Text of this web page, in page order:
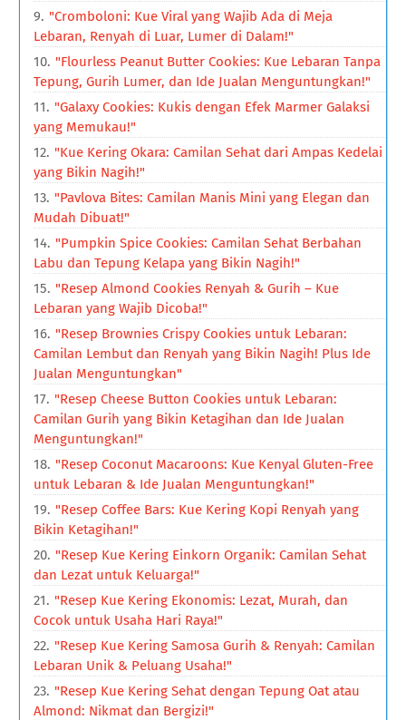
"Cromboloni: Kue Viral yang Wajib Ada di Meja
Lebaran, Renyah di Luar, Lumer di Dalam!"
"Flourless Peanut Butter Cookies: Kue Lebaran Tanpa
Tepung, Gurih Lumer, dan Ide Jualan Menguntungkan!"
"Galaxy Cookies: Kukis dengan Efek Marmer Galaksi
yang Memukau!"
"Kue Kering Okara: Camilan Sehat dari Ampas Kedelai
yang Bikin Nagih!"
"Pavlova Bites: Camilan Manis Mini yang Elegan dan
Mudah Dibuat!"
"Pumpkin Spice Cookies: Camilan Sehat Berbahan
Labu dan Tepung Kelapa yang Bikin Nagih!"
"Resep Almond Cookies Renyah & Gurih – Kue
Lebaran yang Wajib Dicoba!"
"Resep Brownies Crispy Cookies untuk Lebaran:
Camilan Lembut dan Renyah yang Bikin Nagih! Plus Ide
Jualan Menguntungkan"
"Resep Cheese Button Cookies untuk Lebaran:
Camilan Gurih yang Bikin Ketagihan dan Ide Jualan
Menguntungkan!"
"Resep Coconut Macaroons: Kue Kenyal Gluten-Free
untuk Lebaran & Ide Jualan Menguntungkan!"
"Resep Coffee Bars: Kue Kering Kopi Renyah yang
Bikin Ketagihan!"
"Resep Kue Kering Einkorn Organik: Camilan Sehat
dan Lezat untuk Keluarga!"
"Resep Kue Kering Ekonomis: Lezat, Murah, dan
Cocok untuk Usaha Hari Raya!"
"Resep Kue Kering Samosa Gurih & Renyah: Camilan
Lebaran Unik & Peluang Usaha!"
"Resep Kue Kering Sehat dengan Tepung Oat atau
Almond: Nikmat dan Bergizi!"